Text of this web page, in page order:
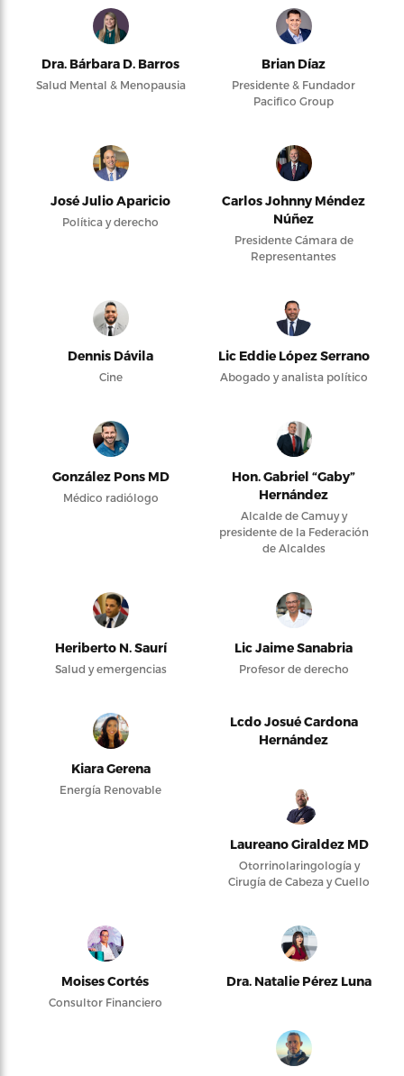
Dra. Bárbara D. Barros
Salud Mental & Menopausia
Brian Díaz
Presidente & Fundador
Pacifico Group
José Julio Aparicio
Política y derecho
Carlos Johnny Méndez
Núñez
Presidente Cámara de
Representantes
Dennis Dávila
Cine
Lic Eddie López Serrano
Abogado y analista político
González Pons MD
Médico radiólogo
Hon. Gabriel “Gaby”
Hernández
Alcalde de Camuy y
presidente de la Federación
de Alcaldes
Heriberto N. Saurí
Salud y emergencias
Lic Jaime Sanabria
Profesor de derecho
Kiara Gerena
Energía Renovable
Lcdo Josué Cardona
Hernández
Laureano Giraldez MD
Otorrinolaringología y
Cirugía de Cabeza y Cuello
Moises Cortés
Consultor Financiero
Dra. Natalie Pérez Luna